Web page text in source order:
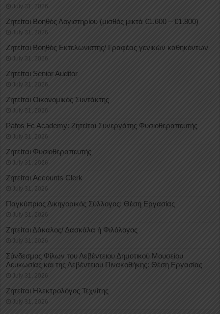
July 31, 2026
Ζητείται Βοηθός Λογιστηρίου (μισθός μικτά €1.600 – €1.800)
July 31, 2026
Ζητείται Βοηθός Εκτελωνιστής/ Γραφέας γενικών καθηκόντων
July 31, 2026
Ζητείται Senior Auditor
July 31, 2026
Ζητείται Οικονομικός Συντάκτης
July 31, 2026
Pafos Fc Academy: Ζητείται Συνεργάτης Φυσιοθεραπευτής
July 31, 2026
Ζητείται Φυσιοθεραπευτής
July 31, 2026
Ζητείται Accounts Clerk
July 31, 2026
Παγκύπριος Δικηγορικός Σύλλογος: Θέση Εργασίας
July 31, 2026
Ζητείται Δάκαλος/ Δασκάλα ή Φιλόλογος
July 31, 2026
Σύνδεσμος Φίλων του Λεβέντειου Δημοτικού Μουσείου
Λευκωσίας και της Λεβέντειου Πινακοθήκης: Θέση Εργασίας
July 31, 2026
Ζητείται Ηλεκτρολόγος Τεχνίτης
July 31, 2026